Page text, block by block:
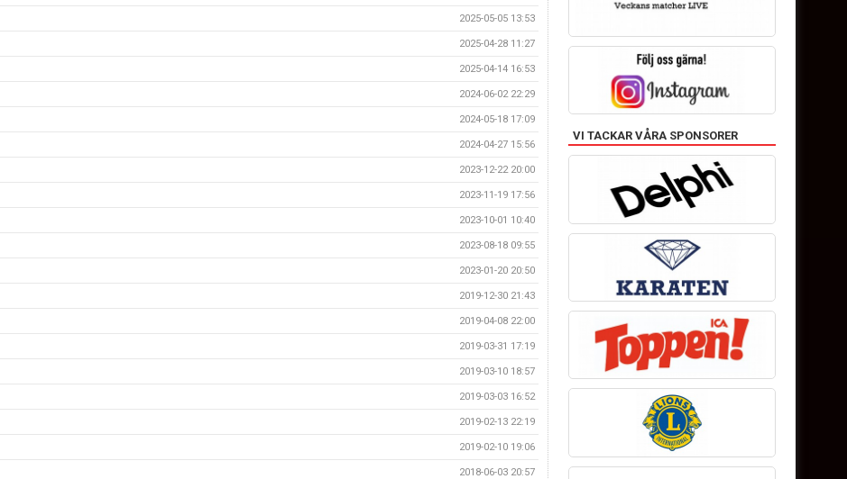
2025-05-05 13:53
2025-04-28 11:27
2025-04-14 16:53
2024-06-02 22:29
2024-05-18 17:09
2024-04-27 15:56
2023-12-22 20:00
2023-11-19 17:56
2023-10-01 10:40
2023-08-18 09:55
2023-01-20 20:50
2019-12-30 21:43
2019-04-08 22:00
2019-03-31 17:19
2019-03-10 18:57
2019-03-03 16:52
2019-02-13 22:19
2019-02-10 19:06
2018-06-03 20:57
VI TACKAR VÅRA SPONSORER